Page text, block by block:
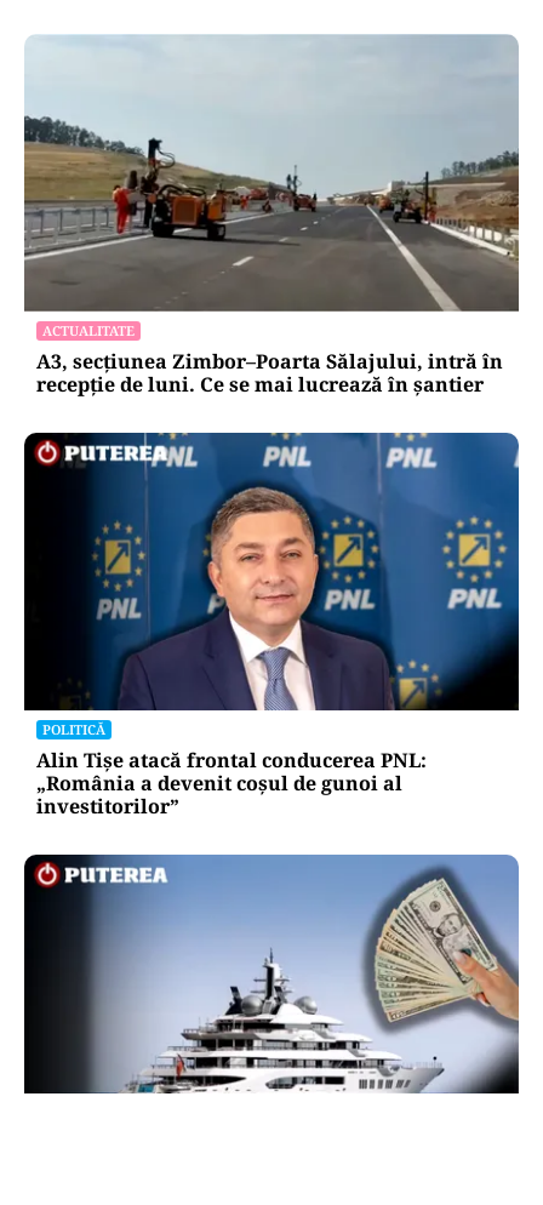
ACTUALITATE
A3, secțiunea Zimbor–Poarta Sălajului, intră în
recepție de luni. Ce se mai lucrează în șantier
POLITICĂ
Alin Tișe atacă frontal conducerea PNL:
„România a devenit coșul de gunoi al
investitorilor”